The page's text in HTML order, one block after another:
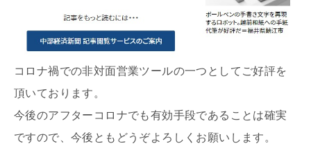
コロナ禍での非対面営業ツールの一つとしてご好評を
頂いております。
今後のアフターコロナでも有効手段であることは確実
ですので、今後ともどうぞよろしくお願いします。